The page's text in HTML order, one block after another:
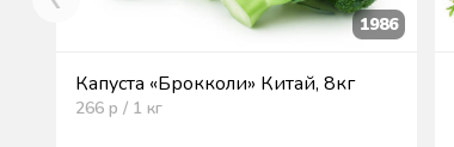
1986
Капуста «Брокколи» Китай, 8кг
266 р / 1 кг